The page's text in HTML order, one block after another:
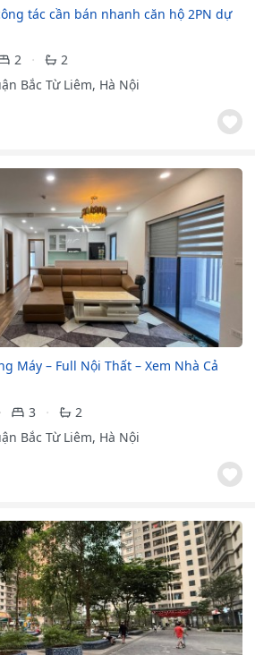
tác cần bán nhanh căn hộ 2PN dự
2
2
Bắc Từ Liêm, Hà Nội
Máy – Full Nội Thất – Xem Nhà Cả
3
2
Bắc Từ Liêm, Hà Nội